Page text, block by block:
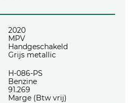
2020
MPV
Handgeschakeld
Grijs metallic
H-086-PS
Benzine
91.269
Marge (Btw vrij)